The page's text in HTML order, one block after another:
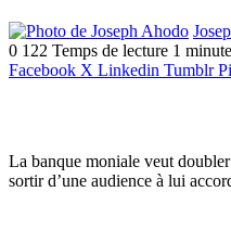
0 122 Temps de lecture 1 minute
Facebook X Linkedin Tumblr
La banque moniale veut
sortir d’une audience à lui